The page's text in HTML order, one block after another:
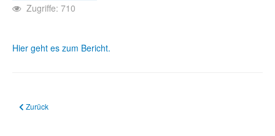
Zugriffe: 710
Hier geht es zum Bericht.
Vorheriger Beitrag: 19.08.2021 Besuch von Schulen im Ahrtal und
Zurück